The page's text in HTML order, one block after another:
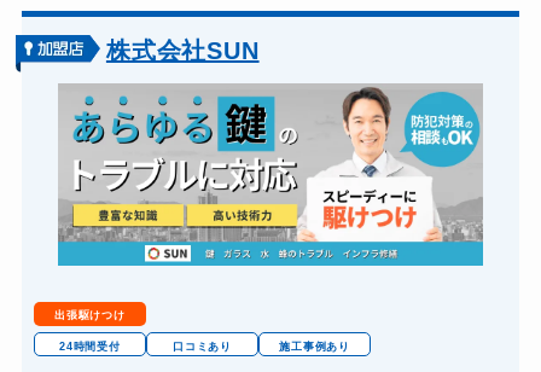
バイクカギ開け
バイクカギ作成 16,500円～(税込)
スーツケースカギ開け 8,800円～(税込)
スーツケースカギ作成 8,800円～(税込)
金庫カギ開け 14,300円～(税込)
金庫カギ修理 11,000円～(税込)
金庫カギ交換
ロッカーカギ開け
株式会社SUN
出張駆けつけ
24時間受付 口コミあり 施工事例あり